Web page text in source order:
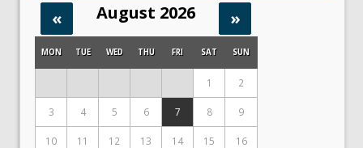
« August 2026 »
MON TUE WED THU FRI SAT SUN
1 2
3 4 5 6 7 8 9
10 11 12 13 14 15 16